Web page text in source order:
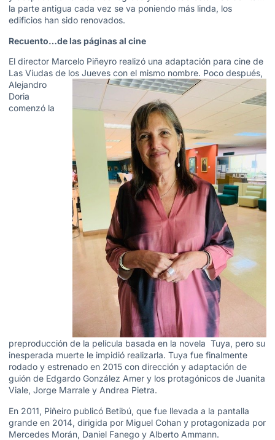
la parte antigua cada vez se va poniendo más linda, los
edificios han sido renovados.
Recuento…de las páginas al cine
El director Marcelo Piñeyro realizó una adaptación para cine de
Las Viudas de los Jueves con el mismo nombre. Poco después,
Alejandro
Doria
comenzó la
preproducción de la película basada en la novela Tuya, pero su
inesperada muerte le impidió realizarla. Tuya fue finalmente
rodado y estrenado en 2015 con dirección y adaptación de
guión de Edgardo González Amer y los protagónicos de Juanita
Viale, Jorge Marrale y Andrea Pietra.
En 2011, Piñeiro publicó Betibú, que fue llevada a la pantalla
grande en 2014, dirigida por Miguel Cohan y protagonizada por
Mercedes Morán, Daniel Fanego y Alberto Ammann.